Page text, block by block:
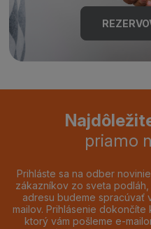
priamo
Prihláste sa na odber
zákazníkov zo sveta
adresu budeme spracúvať
mailov. Prihlásenie
ktorý vám pošleme e-